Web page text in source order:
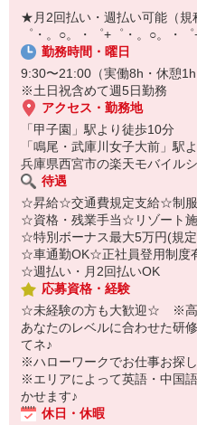
自宅に居ながらスマホでカンタ
オンライン面談なのでスピード
★月2回払い・週払い可能（
゜・。○。・゜+゜・。○。・゜
勤務時間・曜日
9:30〜21:00（実働8h・休憩1h
※土日祝含めて週5日勤務
アクセス・勤務地
「甲子園」駅より徒歩10分
「鳴尾・武庫川女子大前」駅
兵庫県西宮市の楽天モバイル
待遇
☆昇給☆交通費規定支給☆制
☆資格・残業手当☆リゾート
☆特別ボーナス最大5万円(規
☆車通勤OK☆正社員登用制度
☆週払い・月2回払いOK
応募資格・経験
☆未経験の方も大歓迎☆ ※高
あなたのレベルに合わせた研
てネ♪
※ハローワークでお仕事お探
※エリアによって英語・中国
かせます♪
休日・休暇